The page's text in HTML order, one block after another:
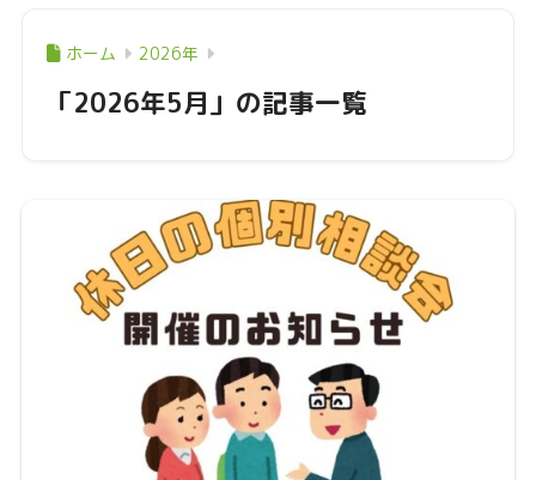
ホーム 2026年
「2026年5月」の記事一覧